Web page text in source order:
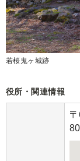
若桜鬼ヶ城跡
役所・関連情報